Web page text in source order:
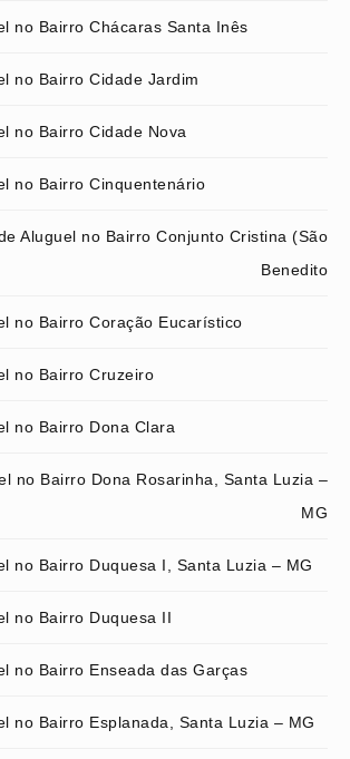
no Bairro Chácaras Santa Inês
no Bairro Cidade Jardim
no Bairro Cidade Nova
no Bairro Cinquentenário
Aluguel no Bairro Conjunto Cristina (São
Benedito
no Bairro Coração Eucarístico
no Bairro Cruzeiro
no Bairro Dona Clara
no Bairro Dona Rosarinha, Santa Luzia –
MG
no Bairro Duquesa I, Santa Luzia – MG
no Bairro Duquesa II
no Bairro Enseada das Garças
no Bairro Esplanada, Santa Luzia – MG